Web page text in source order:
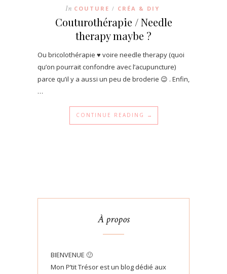
In COUTURE / CRÉA & DIY
Couturothérapie / Needle
therapy maybe ?
Ou bricolothérapie ♥ voire needle therapy (quoi
qu’on pourrait confondre avec l’acupuncture)
parce qu’il y a aussi un peu de broderie 😉 . Enfin,
…
CONTINUE READING →
À propos
BIENVENUE 🙂
Mon P’tit Trésor est un blog dédié aux